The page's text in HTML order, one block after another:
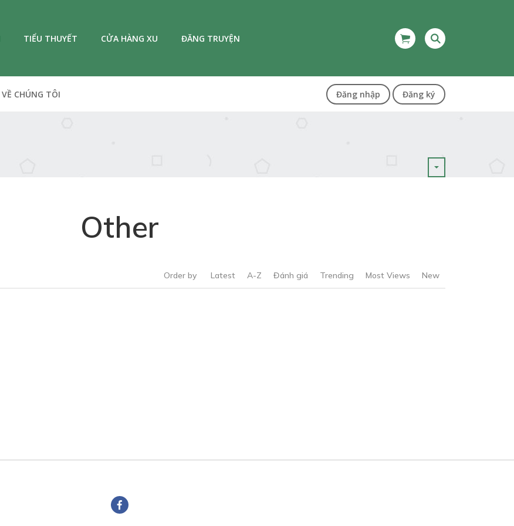
TIỂU THUYẾT CỬA HÀNG XU ĐĂNG TRUYỆN
VỀ CHÚNG TÔI Đăng nhập Đăng ký
Other
Order by Latest A-Z Đánh giá Trending Most Views New